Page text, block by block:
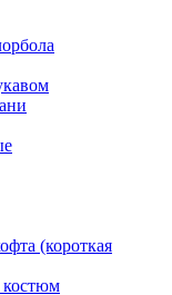
(короткая